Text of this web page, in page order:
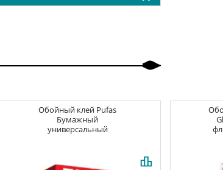
Обойный клей Pufas
Бумажный
универсальный